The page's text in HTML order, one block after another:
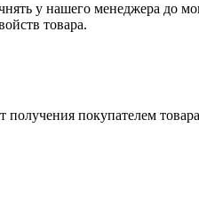
у нашего менеджера до
товара.
покупателем